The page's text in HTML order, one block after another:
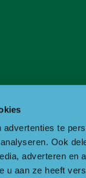
te
Ook
adverteren en
u aan ze heeft